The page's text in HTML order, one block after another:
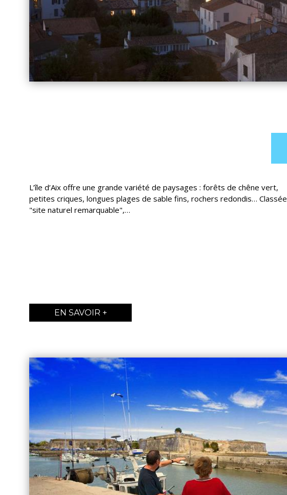
L’île d’Aix offre une grande variété de paysages : forêts de chêne vert,
petites criques, longues plages de sable fins, rochers redondis… Classée
"site naturel remarquable",…
EN SAVOIR +